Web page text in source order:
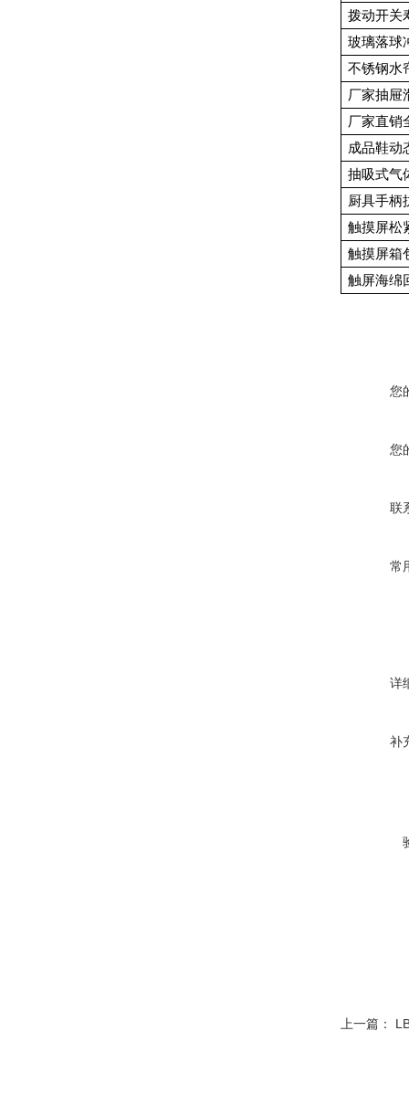
拨动开关
玻璃落球
不锈钢水
厂家抽屉
厂家直销
成品鞋动
抽吸式气
厨具手柄
触摸屏松
触摸屏箱
触屏海绵
您
您
联
常
详
补
上一篇：